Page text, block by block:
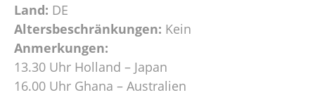
Land: DE
Altersbeschränkungen: Kein
Anmerkungen:
13.30 Uhr Holland – Japan
16.00 Uhr Ghana – Australien